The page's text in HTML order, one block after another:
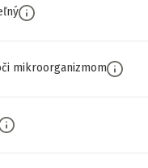
mikroorganizmom